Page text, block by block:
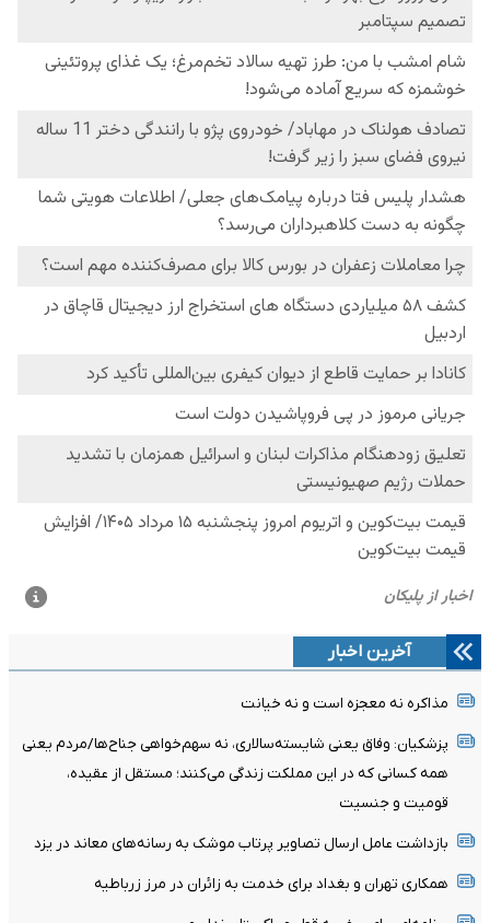
آخرین اخبار
مذاکره نه معجزه است و نه خیانت
پزشکیان: وفاق یعنی شایسته‌سالاری، نه سهم‌خواهی جناح‌ها/مردم یعنی
همه کسانی که در این مملکت زندگی می‌کنند؛ مستقل از عقیده،
قومیت و جنسیت
بازداشت عامل ارسال تصاویر پرتاب موشک به رسانه‌های معاند در یزد
همکاری تهران و بغداد برای خدمت به زائران در مرز زرباطیه